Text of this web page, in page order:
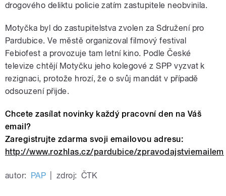
drogového deliktu policie zatím zastupitele neobvinila.
Motyčka byl do zastupitelstva zvolen za Sdružení pro
Pardubice. Ve městě organizoval filmový festival
Febiofest a provozuje tam letní kino. Podle České
televize chtějí Motyčku jeho kolegové z SPP vyzvat k
rezignaci, protože hrozí, že o svůj mandát v případě
odsouzení přijde.
Chcete zasílat novinky každý pracovní den na Váš
email?
Zaregistrujte zdarma svoji emailovou adresu:
http://www.rozhlas.cz/pardubice/zpravodajstviemailem
autor: PAP zdroj: ČTK